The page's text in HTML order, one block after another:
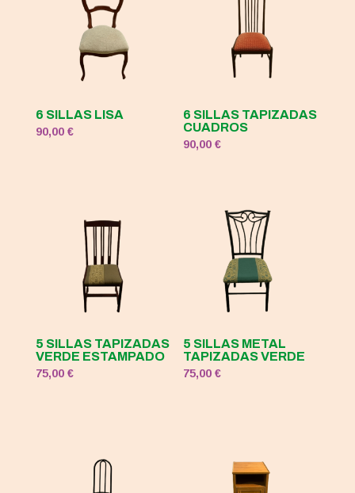
6 SILLAS LISA
90,00 €
6 SILLAS TAPIZADAS
CUADROS
90,00€
5 SILLAS TAPIZADAS
VERDE ESTAMPADO
75,00 €
5 SILLAS METAL
TAPIZADAS VERDE
75,00€